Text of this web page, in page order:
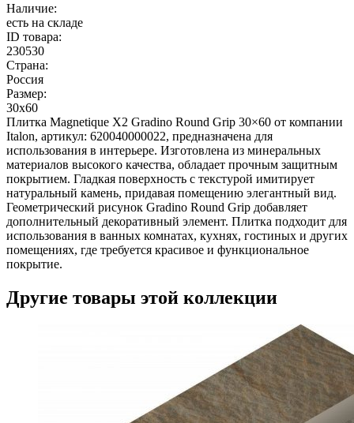
Наличие:
есть на складе
ID товара:
230530
Страна:
Россия
Размер:
30x60
Плитка Magnetique X2 Gradino Round Grip 30×60 от компании
Italon, артикул: 620040000022, предназначена для
использования в интерьере. Изготовлена из минеральных
материалов высокого качества, обладает прочным защитным
покрытием. Гладкая поверхность с текстурой имитирует
натуральный камень, придавая помещению элегантный вид.
Геометрический рисунок Gradino Round Grip добавляет
дополнительный декоративный элемент. Плитка подходит для
использования в ванных комнатах, кухнях, гостиных и других
помещениях, где требуется красивое и функциональное
покрытие.
Другие товары этой коллекции